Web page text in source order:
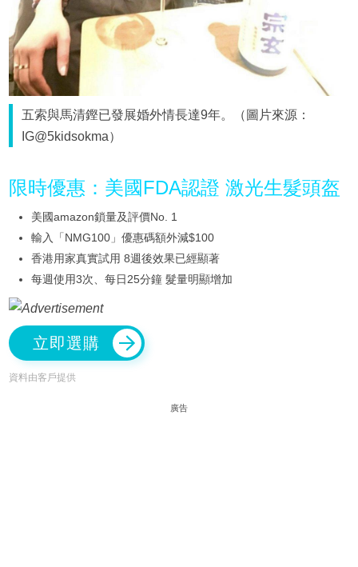
五索與馬清鏗已發展婚外情長達9年。（圖片來源：
IG@5kidsokma）
限時優惠：美國FDA認證 激光生髮頭盔
美國amazon鎖量及評價No. 1
輸入「NMG100」優惠碼額外減$100
香港用家真實試用 8週後效果已經顯著
每週使用3次、每日25分鐘 髮量明顯增加
立即選購
資料由客戶提供
廣告